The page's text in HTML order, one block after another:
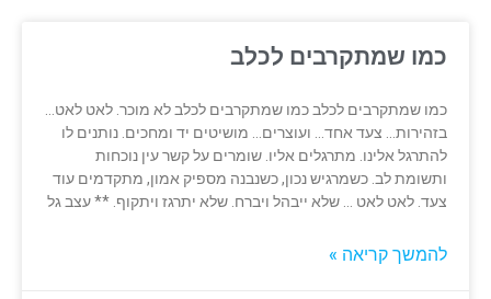
כמו שמתקרבים לכלב
כמו שמתקרבים לכלב כמו שמתקרבים לכלב לא מוכר. לאט לאט…
בזהירות… צעד אחד… ועוצרים… מושיטים יד ומחכים. נותנים לו
להתרגל אלינו. מתרגלים אליו. שומרים על קשר עין נוכחות
ותשומת לב. כשמרגיש נכון, כשנבנה מספיק אמון, מתקדמים עוד
צעד. לאט לאט … שלא ייבהל ויברח. שלא יתרגז ויתקוף. ** עצב גל
להמשך קריאה »